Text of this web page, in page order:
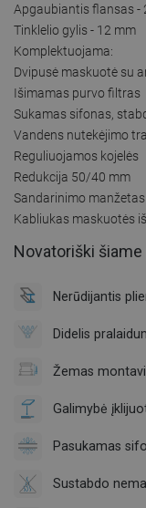
Apgaubiantis flansas -
Tinklelio gylis - 12 mm
Komplektuojama:
Dvipusė maskuotė su
Išimamas purvo filtras
Sukamas sifonas,
Vandens nutekėjimo
Reguliuojamos kojelės
Redukcija 50/40 mm
Sandarinimo manžetas
Kabliukas maskuotės
Novatoriški
Nerūdijantis
Didelis
Žemas
Galimybė
Pasukamas
Sustabdo